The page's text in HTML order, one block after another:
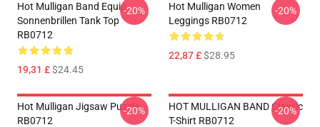
Hot Mulligan Band Equip
Sonnenbrillen Tank Top
RB0712
19,31 £$24.45
-20%
Hot Mulligan Women
Leggings RB0712
22,87 £$28.95
-20%
Hot Mulligan Jigsaw Puzzle
RB0712
-20%
HOT MULLIGAN BAND Classic
T-Shirt RB0712
-20%